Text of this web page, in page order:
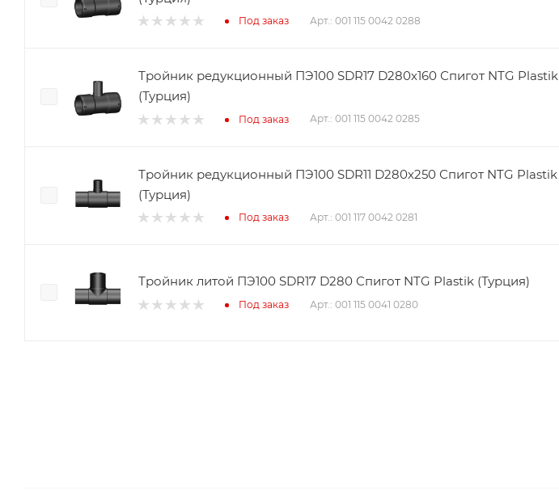
Под заказ Арт.: 001 115 0042 0288
Тройник редукционный ПЭ100 SDR17 D280х160 Спигот NTG Plastik
(Турция)
Под заказ Арт.: 001 115 0042 0285
Тройник редукционный ПЭ100 SDR11 D280х250 Спигот NTG Plastik
(Турция)
Под заказ Арт.: 001 117 0042 0281
Тройник литой ПЭ100 SDR17 D280 Спигот NTG Plastik (Турция)
Под заказ Арт.: 001 115 0041 0280